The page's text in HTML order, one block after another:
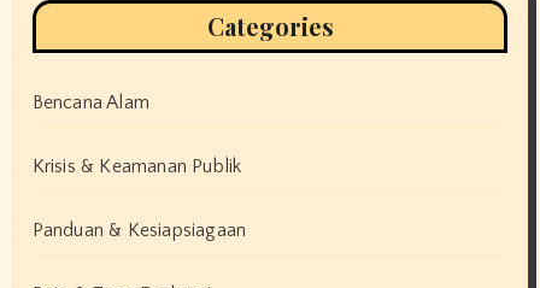
Categories
Bencana Alam
Krisis & Keamanan Publik
Panduan & Kesiapsiagaan